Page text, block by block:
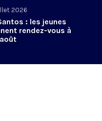
2026
: les jeunes
rendez-vous à